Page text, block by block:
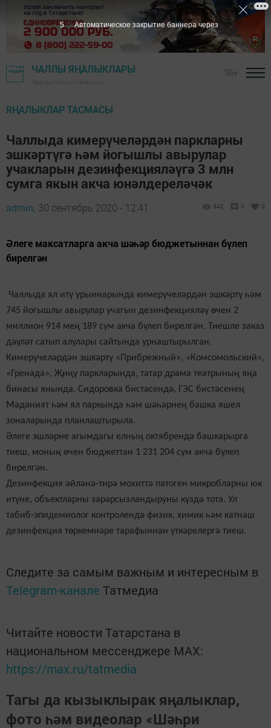
ЧАЛЛЫ ЯҢАЛЫКЛАРЫ
ЯҢАЛЫКЛАР ТАСМАСЫ
Чаллыда кимерүчеләрдән паркларны
эшкәртүгә һәм йогышлы авырулар
учакларын дезинфекцияләүгә 3 млн
сумга якын акча юнәлдереләчәк
admin, 30 сентябрь 2020 - 12:41 942 0 0
Әлеге максатларга акча шәһәр бюджетыннан бүлеп
бирелгән
Чаллыда ял итү урыннарында кимерүчеләрдән эшкәртү һәм
745 йогышлы авырулар учагын дезинфекцияләү өчен 2
миллион 914 мең 189 сум акча бүлеп бирелгән. Тиешле заказ
дәүләт сатып алулары сайтында урнаштырылган.
Кимерүчеләрдән эшкәртү «Прибрежный», «Комсомольский»,
«Гренада», Җиңү паркларында, татар драма театрының яңа
бинасы янында, Сидоровка бистәсендә, ГЭС бистәсенең
Мәдәният һәм ял паркында һәм шәһәрнең башка яшел
зоналарында планлаштырыла.
Әлеге эшләрне агымдагы елның октябрендә башкарырга
тиеш, моның өчен бюджеттан 1 231 204 сум акча бүлеп
бирелгән.
Дезинфекция әйләнә-тирә мохиттә патоген микробларны юк
итүне, объектларны зарарсызландыруны күздә тота. Ул
табиб-эпидемиолог контролендә физик, химик һәм катнаш
дезинфекция төркемнәре тарафыннан үткәрелергә тиеш.
Следите за самым важным и интересным в
Telegram-канале Татмедиа
Читайте новости Татарстана в
национальном мессенджере MАХ:
https://max.ru/tatmedia
Тагы да кызыклырак яңалыклар,
фото һәм видеолар «Шәһри
4 Автоматическое закрытие баннера через